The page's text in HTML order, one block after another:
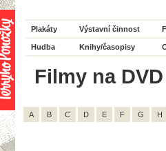
Plakáty Výstavní činnost
Hudba Knihy/časopisy
Filmy na
A B C D E F G H